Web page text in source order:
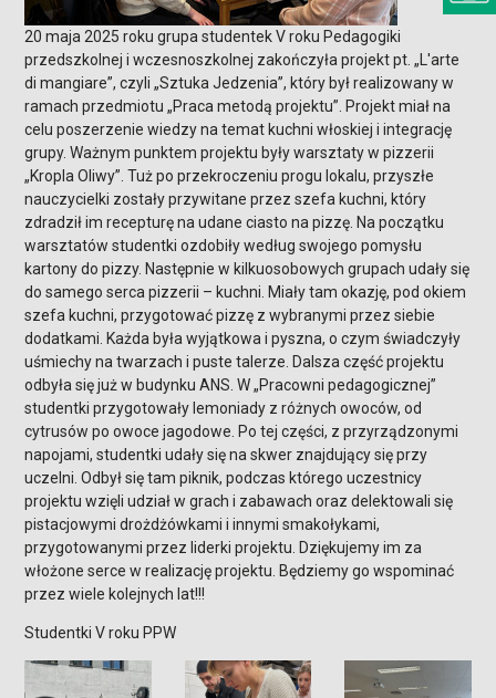
20 maja 2025 roku grupa studentek V roku Pedagogiki
przedszkolnej i wczesnoszkolnej zakończyła projekt pt. „L'arte
di mangiare”, czyli „Sztuka Jedzenia”, który był realizowany w
ramach przedmiotu „Praca metodą projektu”. Projekt miał na
celu poszerzenie wiedzy na temat kuchni włoskiej i integrację
grupy. Ważnym punktem projektu były warsztaty w pizzerii
„Kropla Oliwy”. Tuż po przekroczeniu progu lokalu, przyszłe
nauczycielki zostały przywitane przez szefa kuchni, który
zdradził im recepturę na udane ciasto na pizzę. Na początku
warsztatów studentki ozdobiły według swojego pomysłu
kartony do pizzy. Następnie w kilkuosobowych grupach udały się
do samego serca pizzerii – kuchni. Miały tam okazję, pod okiem
szefa kuchni, przygotować pizzę z wybranymi przez siebie
dodatkami. Każda była wyjątkowa i pyszna, o czym świadczyły
uśmiechy na twarzach i puste talerze. Dalsza część projektu
odbyła się już w budynku ANS. W „Pracowni pedagogicznej”
studentki przygotowały lemoniady z różnych owoców, od
cytrusów po owoce jagodowe. Po tej części, z przyrządzonymi
napojami, studentki udały się na skwer znajdujący się przy
uczelni. Odbył się tam piknik, podczas którego uczestnicy
projektu wzięli udział w grach i zabawach oraz delektowali się
pistacjowymi drożdżówkami i innymi smakołykami,
przygotowanymi przez liderki projektu. Dziękujemy im za
włożone serce w realizację projektu. Będziemy go wspominać
przez wiele kolejnych lat!!!
Studentki V roku PPW